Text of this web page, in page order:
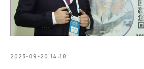
2023-09-20 14:18